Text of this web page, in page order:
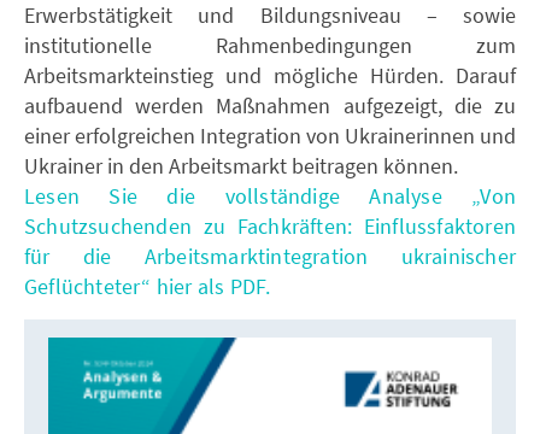
Erwerbstätigkeit und Bildungsniveau – sowie
institutionelle Rahmenbedingungen zum
Arbeitsmarkteinstieg und mögliche Hürden. Darauf
aufbauend werden Maßnahmen aufgezeigt, die zu
einer erfolgreichen Integration von Ukrainerinnen und
Ukrainer in den Arbeitsmarkt beitragen können.
Lesen Sie die vollständige Analyse „Von
Schutzsuchenden zu Fachkräften: Einflussfaktoren
für die Arbeitsmarktintegration ukrainischer
Geflüchteter“ hier als PDF.